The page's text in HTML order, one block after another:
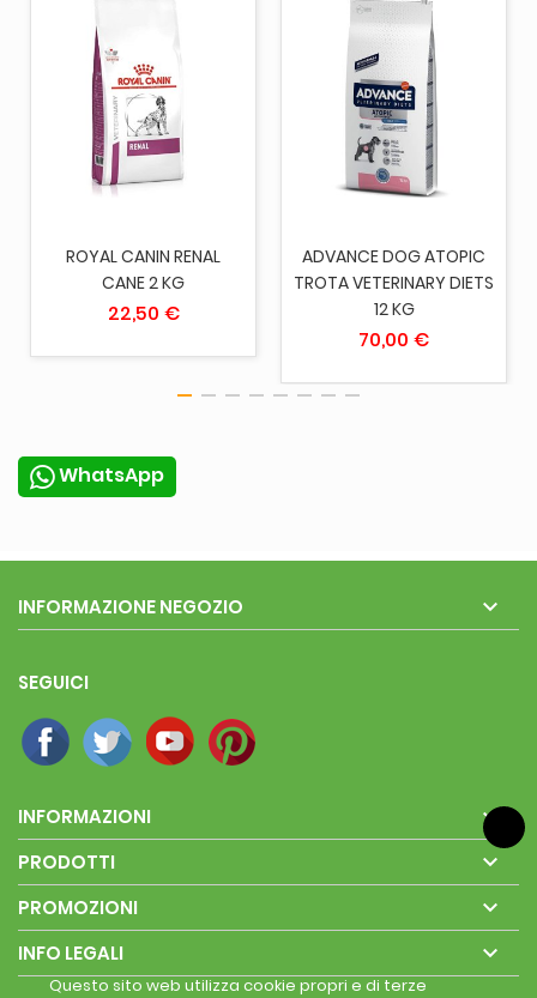
ROYAL CANIN RENAL
CANE 2 KG
22,50 €
ADVANCE DOG ATOPIC
TROTA VETERINARY DIETS
12 KG
70,00 €
WhatsApp
INFORMAZIONE NEGOZIO 
SEGUICI
INFORMAZIONI 
PRODOTTI 
PROMOZIONI 
INFO LEGALI 
Questo sito web utilizza cookie propri e di terze